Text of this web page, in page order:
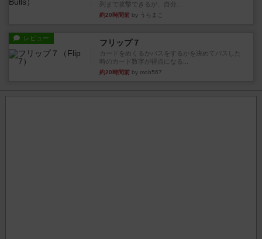
列まで攻撃できるが、自分...
約20時間前 by うらまこ
レビュー フリップ７
カードをめくるかパスをするかを決めてパスした
時のカード数字が得点になる...
約20時間前 by mob567